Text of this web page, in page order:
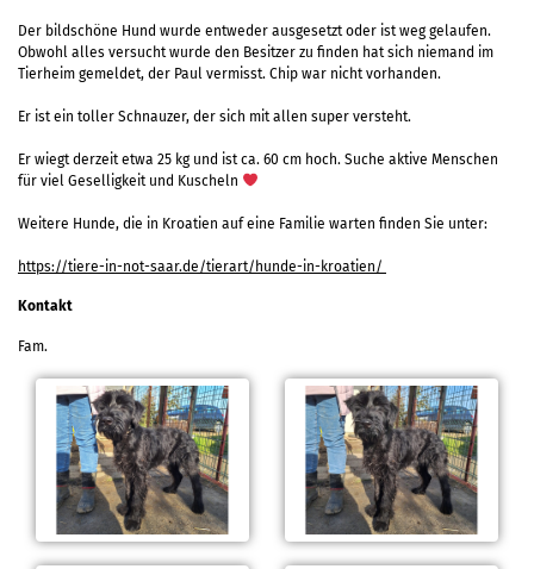
Der bildschöne Hund wurde entweder ausgesetzt oder ist weg gelaufen.
Obwohl alles versucht wurde den Besitzer zu finden hat sich niemand im
Tierheim gemeldet, der Paul vermisst. Chip war nicht vorhanden.
Er ist ein toller Schnauzer, der sich mit allen super versteht.
Er wiegt derzeit etwa 25 kg und ist ca. 60 cm hoch. Suche aktive Menschen
für viel Geselligkeit und Kuscheln
Weitere Hunde, die in Kroatien auf eine Familie warten finden Sie unter:
https://tiere-in-not-saar.de/tierart/hunde-in-kroatien/
Kontakt
Fam.